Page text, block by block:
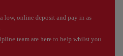
low, online deposit and pay in as
team are here to help whilst you